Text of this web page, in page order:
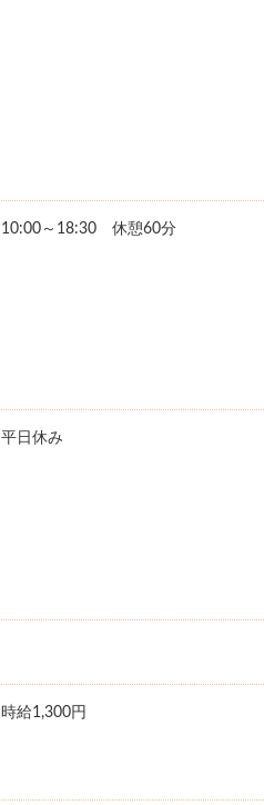
10:00～18:30 休憩60分
平日休み
時給1,300円